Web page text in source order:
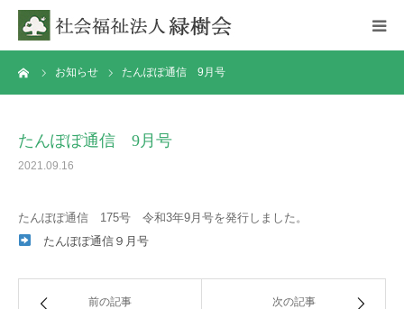
お知らせ たんぽぽ通信 9月号
たんぽぽ通信 9月号
2021.09.16
たんぽぽ通信 175号 令和3年9月号を発行しました。
たんぽぽ通信９月号
前の記事 次の記事
ホーム
事業所案内